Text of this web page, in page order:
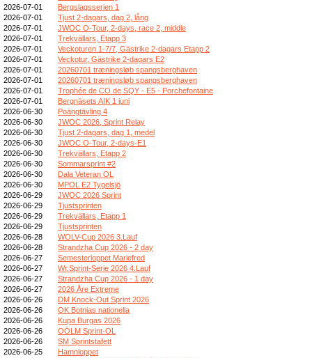
2026-07-01
Bergslagsserien 1
2026-07-01
Tjust 2-dagars, dag 2, lång
2026-07-01
JWOC O-Tour, 2-days, race 2, middle
2026-07-01
Trekvällars, Etapp 3
2026-07-01
Veckoturen 1-7/7, Gästrike 2-dagars Etapp 2
2026-07-01
Veckotur, Gästrike 2-dagars E2
2026-07-01
20260701 træningsløb spangsberghaven
2026-07-01
20260701 træningsløb spangsberghaven
2026-07-01
Trophée de CO de SQY - E5 - Porchefontaine
2026-07-01
Bergnäsets AIK 1 juni
2026-06-30
Poängtävling 4
2026-06-30
JWOC 2026, Sprint Relay
2026-06-30
Tjust 2-dagars, dag 1, medel
2026-06-30
JWOC O-Tour, 2-days-E1
2026-06-30
Trekvällars, Etapp 2
2026-06-30
Sommarsprint #2
2026-06-30
Dala Veteran OL
2026-06-30
MPOL E2 Tygelsjö
2026-06-29
JWOC 2026 Sprint
2026-06-29
Tjustsprinten
2026-06-29
Trekvällars, Etapp 1
2026-06-29
Tjustsprinten
2026-06-28
WOLV-Cup 2026 3.Lauf
2026-06-28
Strandzha Cup 2026 - 2 day
2026-06-27
Semesterloppet Mariefred
2026-06-27
Wr.Sprint-Serie 2026 4.Lauf
2026-06-27
Strandzha Cup 2026 - 1 day
2026-06-27
2026 Åre Extreme
2026-06-26
DM Knock-Out Sprint 2026
2026-06-26
OK Botnias nationella
2026-06-26
Kupa Burgas 2026
2026-06-26
OÖLM Sprint-OL
2026-06-26
SM Sprintstafett
2026-06-25
Hamnloppet